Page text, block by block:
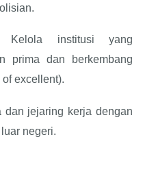
Kelola institusi yang
prima dan berkembang
excellent).
dan jejaring kerja dengan
negeri.